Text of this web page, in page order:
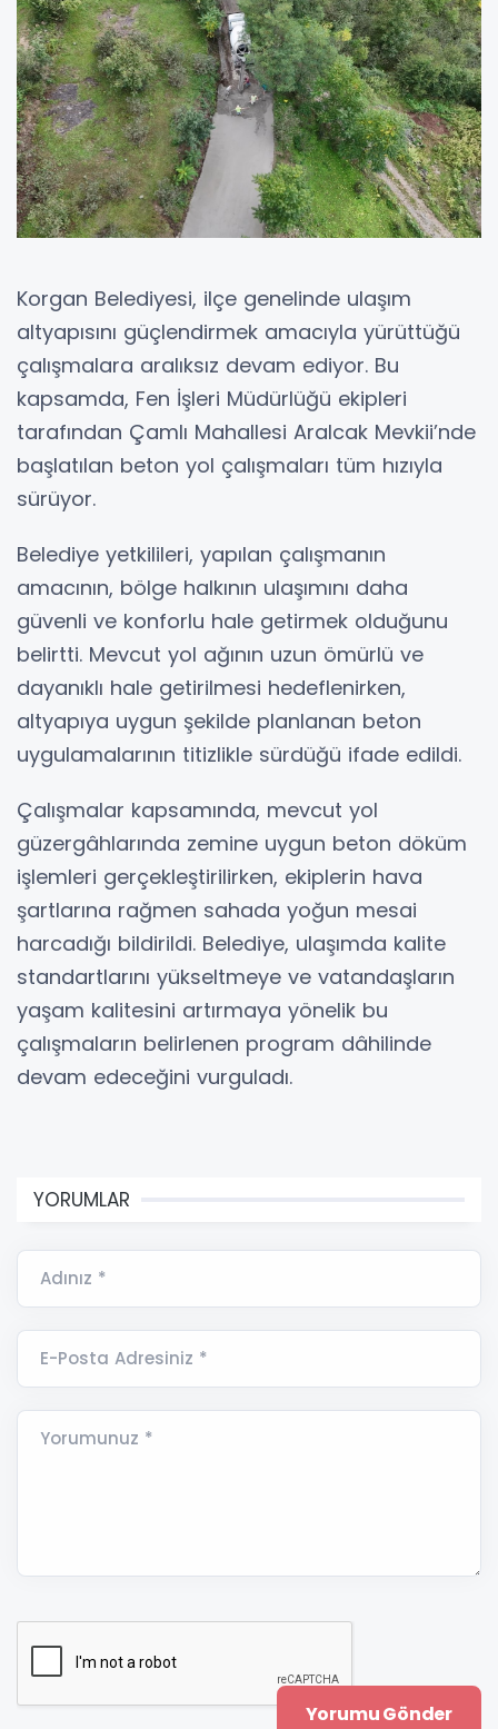
Korgan Belediyesi, ilçe genelinde ulaşım
altyapısını güçlendirmek amacıyla yürüttüğü
çalışmalara aralıksız devam ediyor. Bu
kapsamda, Fen İşleri Müdürlüğü ekipleri
tarafından Çamlı Mahallesi Aralcak Mevkii’nde
başlatılan beton yol çalışmaları tüm hızıyla
sürüyor.
Belediye yetkilileri, yapılan çalışmanın
amacının, bölge halkının ulaşımını daha
güvenli ve konforlu hale getirmek olduğunu
belirtti. Mevcut yol ağının uzun ömürlü ve
dayanıklı hale getirilmesi hedeflenirken,
altyapıya uygun şekilde planlanan beton
uygulamalarının titizlikle sürdüğü ifade edildi.
Çalışmalar kapsamında, mevcut yol
güzergâhlarında zemine uygun beton döküm
işlemleri gerçekleştirilirken, ekiplerin hava
şartlarına rağmen sahada yoğun mesai
harcadığı bildirildi. Belediye, ulaşımda kalite
standartlarını yükseltmeye ve vatandaşların
yaşam kalitesini artırmaya yönelik bu
çalışmaların belirlenen program dâhilinde
devam edeceğini vurguladı.
YORUMLAR
Adınız *
E-Posta Adresiniz *
Yorumunuz *